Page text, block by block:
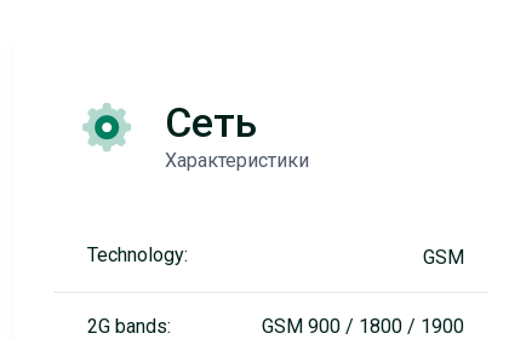
Сеть
Характеристики
Technology: GSM
2G bands: GSM 900 / 1800 / 1900